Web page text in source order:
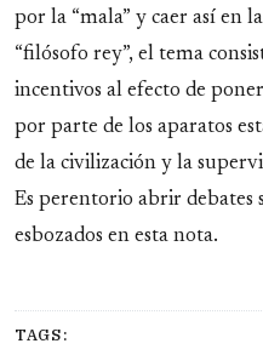
por la “mala” y caer así en
“filósofo rey”, el tema
incentivos al efecto de
por parte de los aparatos
de la civilización y la
Es perentorio abrir debates
esbozados en esta nota.
TAGS: